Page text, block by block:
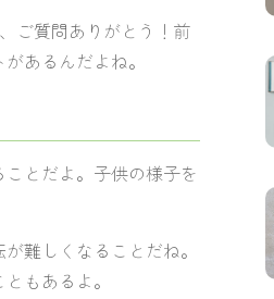
ご質問ありがとう！前
あるんだよね。
とだよ。子供の様子を
難しくなることだね。
もあるよ。